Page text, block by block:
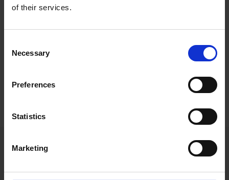
of their services.
Selection
Necessary
Preferences
Statistics
Marketing